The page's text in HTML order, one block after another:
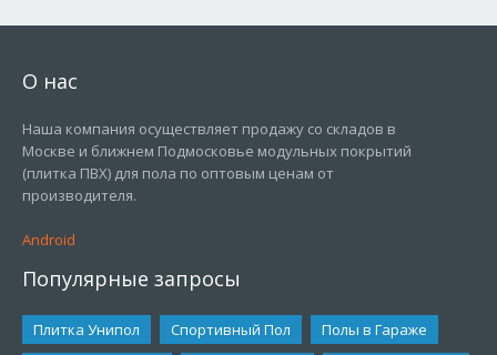
О нас
Наша компания осуществляет продажу со складов в
Москве и ближнем Подмосковье модульных покрытий
(плитка ПВХ) для пола по оптовым ценам от
производителя.
Android
Популярные запросы
Плитка Унипол Спортивный Пол
Полы в Гараже